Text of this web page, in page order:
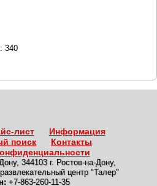
340
лист
Информация
поиск
Контакты
, 344103 г. Ростов-на-Дону,
центр "Талер"
+7-863-260-11-35